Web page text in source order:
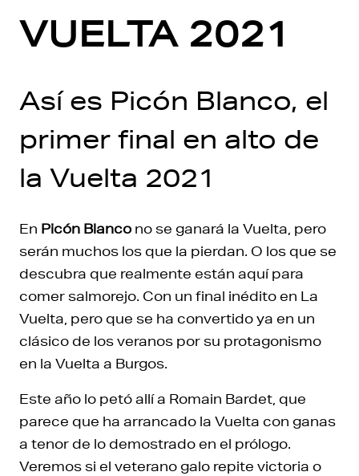
VUELTA 2021
Así es Picón Blanco, el
primer final en alto de
la Vuelta 2021
En Picón Blanco no se ganará la Vuelta, pero
serán muchos los que la pierdan. O los que se
descubra que realmente están aquí para
comer salmorejo. Con un final inédito en La
Vuelta, pero que se ha convertido ya en un
clásico de los veranos por su protagonismo
en la Vuelta a Burgos.
Este año lo petó allí a Romain Bardet, que
parece que ha arrancado la Vuelta con ganas
a tenor de lo demostrado en el prólogo.
Veremos si el veterano galo repite victoria o